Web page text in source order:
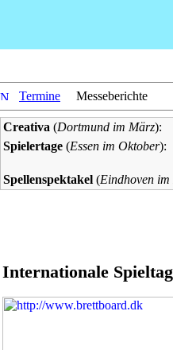
Termine Messeberichte
Creativa (Dortmund im März):
Spielertage (Essen im Oktober):
Spellenspektakel (Eindhoven im
Internationale